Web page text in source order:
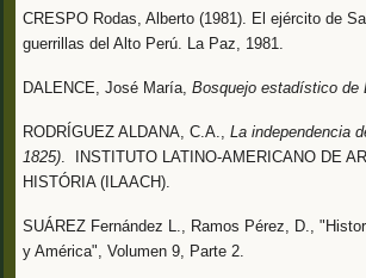
CRESPO Rodas, Alberto (1981). El ejército de
guerrillas del Alto Perú. La Paz, 1981.
DALENCE, José María, Bosquejo estadístico de
RODRÍGUEZ ALDANA, C.A., La independencia
1825) . INSTITUTO LATINO-AMERICANO DE
HISTÓRIA (ILAACH).
SUÁREZ Fernández L., Ramos Pérez, D.,
y América", Volumen 9, Parte 2.